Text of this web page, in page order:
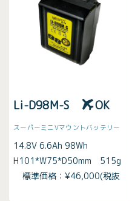
Li-D98M-S OK
スーパーミニVマウントバッテリー
14.8V 6.6Ah 98Wh
H101*W75*D50mm 515g
標準価格：¥46,000(税抜